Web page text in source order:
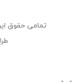
تمامی حقوق